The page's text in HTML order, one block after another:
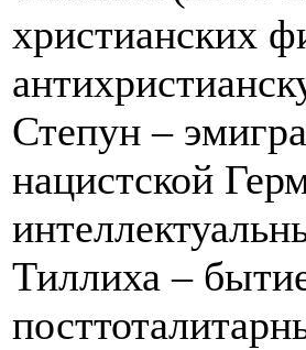
христианских
Степун –
нацистской
Тиллиха –